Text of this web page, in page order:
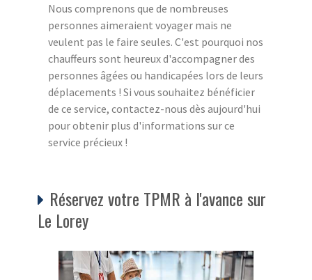
Nous comprenons que de nombreuses
personnes aimeraient voyager mais ne
veulent pas le faire seules. C'est pourquoi nos
chauffeurs sont heureux d'accompagner des
personnes âgées ou handicapées lors de leurs
déplacements ! Si vous souhaitez bénéficier
de ce service, contactez-nous dès aujourd'hui
pour obtenir plus d'informations sur ce
service précieux !
Réservez votre TPMR à l'avance sur
Le Lorey